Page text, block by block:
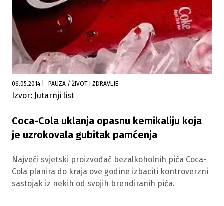
06.05.2014 PAUZA / ŽIVOT I ZDRAVLJE
Izvor: Jutarnji list
Coca-Cola uklanja opasnu kemikaliju koja
je uzrokovala gubitak pamćenja
Najveći svjetski proizvođač bezalkoholnih pića Coca-
Cola planira do kraja ove godine izbaciti kontroverzni
sastojak iz nekih od svojih brendiranih pića.